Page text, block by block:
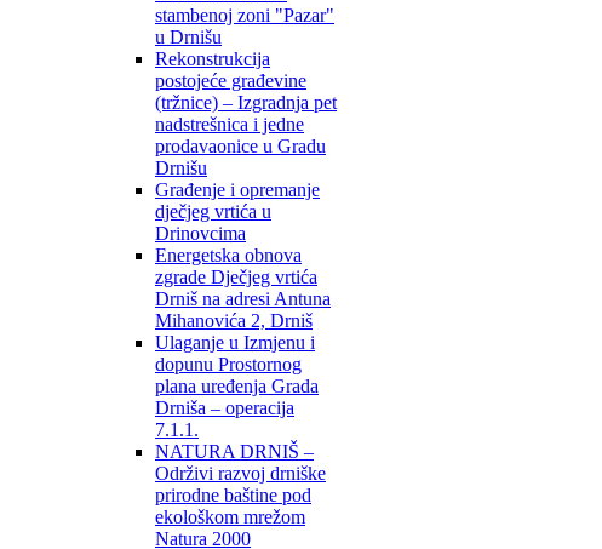
stambenoj zoni "Pazar"
u Drnišu
Rekonstrukcija
postojeće građevine
(tržnice) – Izgradnja pet
nadstrešnica i jedne
prodavaonice u Gradu
Drnišu
Građenje i opremanje
dječjeg vrtića u
Drinovcima
Energetska obnova
zgrade Dječjeg vrtića
Drniš na adresi Antuna
Mihanovića 2, Drniš
Ulaganje u Izmjenu i
dopunu Prostornog
plana uređenja Grada
Drniša – operacija
7.1.1.
NATURA DRNIŠ –
Održivi razvoj drniške
prirodne baštine pod
ekološkom mrežom
Natura 2000